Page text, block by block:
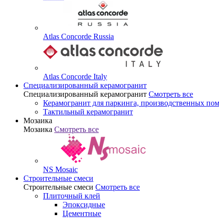
Atlas Concorde Russia
Atlas Concorde Italy
Специализированный керамогранит
Специализированный керамогранит Смотреть все
Керамогранит для паркинга, производственных
Тактильный керамогранит
Мозаика
Мозаика Смотреть все
NS Mosaic
Строительные смеси
Строительные смеси Смотреть все
Плиточный клей
Эпоксидные
Цементные